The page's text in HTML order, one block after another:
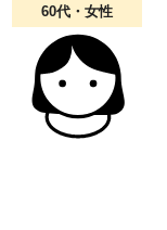
60代・女性